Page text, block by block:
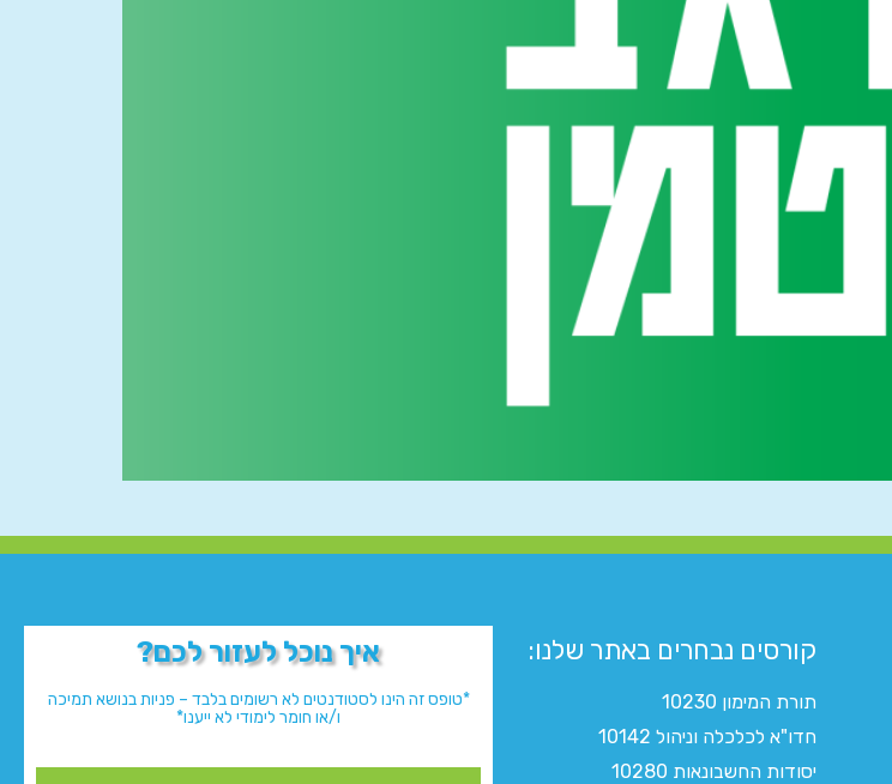
קורסים נבחרים באתר שלנו:​
תורת המימון 10230
חדו"א לכלכלה וניהול 10142
יסודות החשבונאות 10280
איך נוכל לעזור לכם?
*טופס זה הינו לסטודנטים לא רשומים בלבד – פניות בנושא תמיכה
ו/או חומר לימודי לא ייענו*